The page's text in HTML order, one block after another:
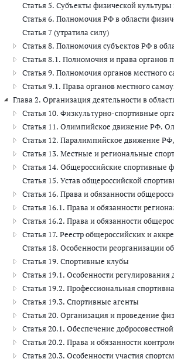
Статья 5. Субъекты физической культуры
Статья 6. Полномочия РФ в области
Статья 7 (утратила силу)
Статья 8. Полномочия субъектов РФ в
Статья 8.1. Полномочия и права органов
Статья 9. Полномочия органов местного
Статья 9.1. Права органов местного
Глава 2. Организация деятельности в
Статья 10. Физкультурно-спортивные
Статья 11. Олимпийское движение РФ.
Статья 12. Паралимпийское движение
Статья 13. Местные и региональные
Статья 14. Общероссийские спортивные
Статья 15. Устав общероссийской
Статья 16. Права и обязанности
Статья 16.1. Права и обязанности
Статья 16.2. Права и обязанности
Статья 17. Реестр общероссийских и
Статья 18. Особенности реорганизации
Статья 19. Спортивные клубы
Статья 19.1. Особенности регулирования
Статья 19.2. Профессиональная
Статья 19.3. Спортивные агенты
Статья 20. Организация и проведение
Статья 20.1. Обеспечение
Статья 20.2. Права и обязанности
Статья 20.3. Особенности участия